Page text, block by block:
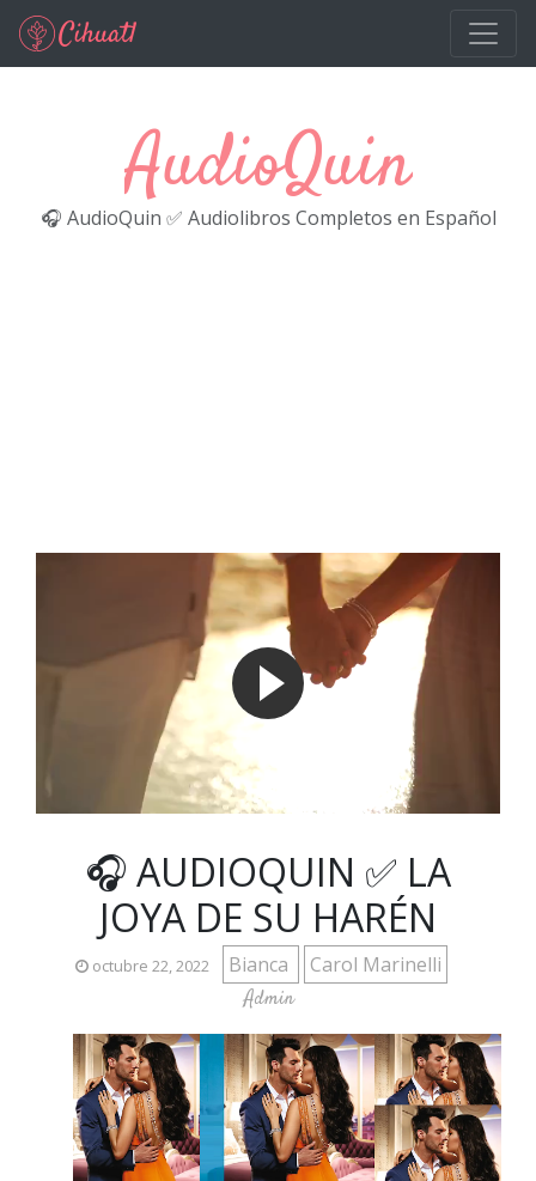
Ir al contenido principal
AudioQuin
🎧 AudioQuin ✅ Audiolibros Completos en Español
🎧 AUDIOQUIN ✅ LA
JOYA DE SU HARÉN
octubre 22, 2022 Bianca Carol Marinelli
Admin